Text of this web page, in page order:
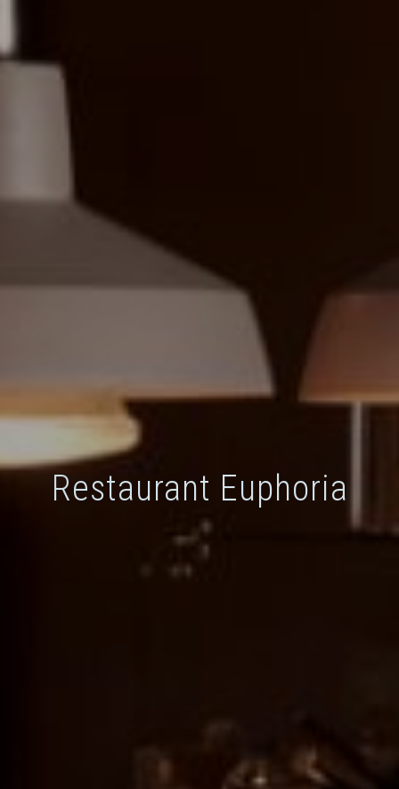
Restaurant Euphoria